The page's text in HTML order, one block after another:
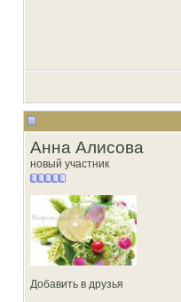
Анна Алисова
новый участник
Добавить в друзья